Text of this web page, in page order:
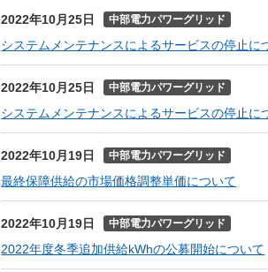
2022年10月25日 中部電力パワーグリッド
システムメンテナンスによるサービスの停止に
2022年10月25日 中部電力パワーグリッド
システムメンテナンスによるサービスの停止に
2022年10月19日 中部電力パワーグリッド
最終保障供給の市場価格調整単価について
2022年10月19日 中部電力パワーグリッド
2022年度冬季追加供給kWhの公募開始について